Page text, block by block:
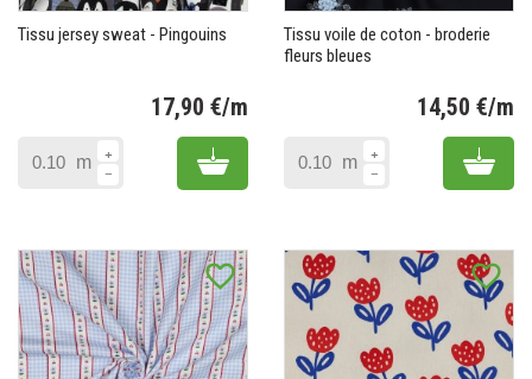
Tissu jersey sweat - Pingouins
17,90 €/m
m Add to cart
Tissu voile de coton - broderie
fleurs bleues
14,50 €/m
m Add
favorite_border favorite_border